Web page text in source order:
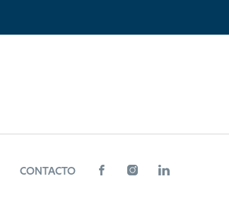
CONTACTO